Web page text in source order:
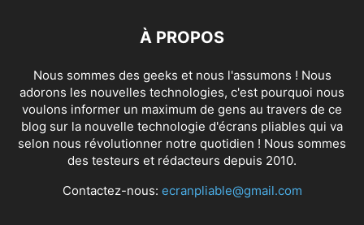
À PROPOS
Nous sommes des geeks et nous l'assumons ! Nous
adorons les nouvelles technologies, c'est pourquoi nous
voulons informer un maximum de gens au travers de ce
blog sur la nouvelle technologie d'écrans pliables qui va
selon nous révolutionner notre quotidien ! Nous sommes
des testeurs et rédacteurs depuis 2010.
Contactez-nous: ecranpliable@gmail.com